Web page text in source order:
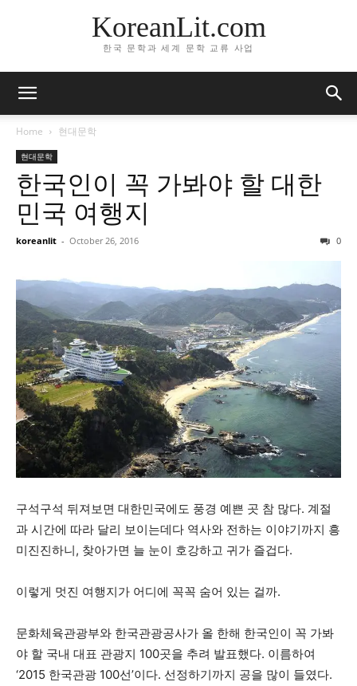
KoreanLit.com
한국 문학과 세계 문학 교류 사업
Home 현대문학
현대문학
한국인이 꼭 가봐야 할 대한
민국 여행지
koreanlit - October 26, 2016 0
구석구석 뒤져보면 대한민국에도 풍경 예쁜 곳 참 많다. 계절
과 시간에 따라 달리 보이는데다 역사와 전하는 이야기까지 흥
미진진하니, 찾아가면 늘 눈이 호강하고 귀가 즐겁다.
이렇게 멋진 여행지가 어디에 꼭꼭 숨어 있는 걸까.
문화체육관광부와 한국관광공사가 올 한해 한국인이 꼭 가봐
야 할 국내 대표 관광지 100곳을 추려 발표했다. 이름하여
‘2015 한국관광 100선’이다. 선정하기까지 공을 많이 들였다.